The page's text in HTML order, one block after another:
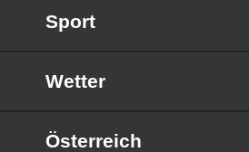
Sport
Wetter
Österreich